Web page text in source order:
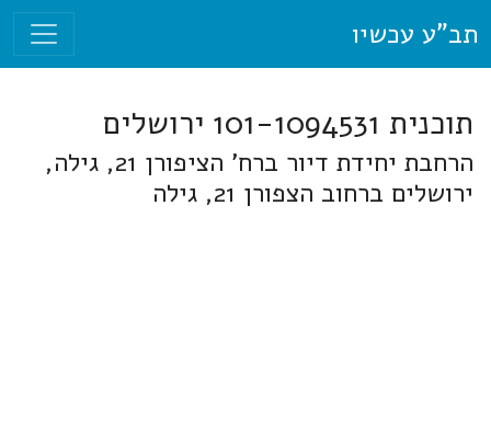
תב"ע עכשיו
תוכנית 101-1094531 ירושלים
הרחבת יחידת דיור ברח' הציפורן 21, גילה,
ירושלים ברחוב הצפורן 21, גילה